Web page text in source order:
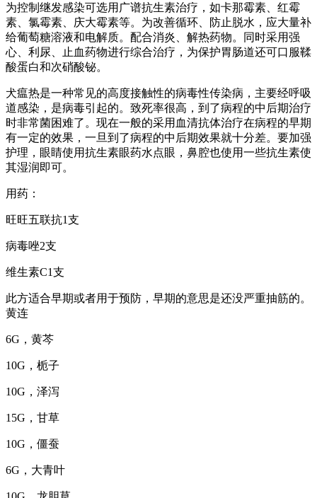
为控制继发感染可选用广谱抗生素治疗，如卡那霉素、红霉
素、氯霉素、庆大霉素等。为改善循环、防止脱水，应大量补
给葡萄糖溶液和电解质。配合消炎、解热药物。同时采用强
心、利尿、止血药物进行综合治疗，为保护胃肠道还可口服鞣
酸蛋白和次硝酸铋。
犬瘟热是一种常见的高度接触性的病毒性传染病，主要经呼吸
道感染，是病毒引起的。致死率很高，到了病程的中后期治疗
时非常菌困难了。现在一般的采用血清抗体治疗在病程的早期
有一定的效果，一旦到了病程的中后期效果就十分差。要加强
护理，眼睛使用抗生素眼药水点眼，鼻腔也使用一些抗生素使
其湿润即可。
用药：
旺旺五联抗1支
病毒唑2支
维生素C1支
此方适合早期或者用于预防，早期的意思是还没严重抽筋的。
黄连
6G，黄芩
10G，栀子
10G，泽泻
15G，甘草
10G，僵蚕
6G，大青叶